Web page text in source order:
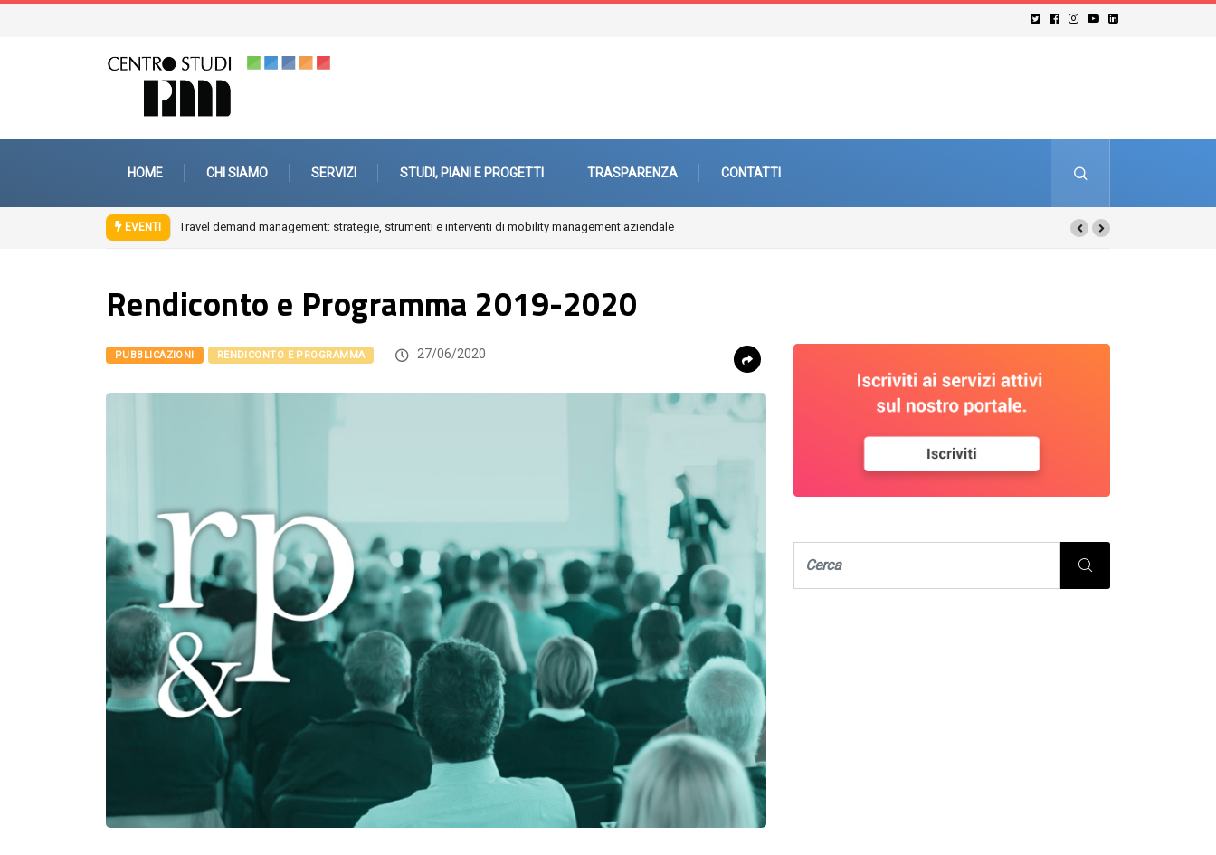
HOME CHI SIAMO SERVIZI STUDI, PIANI E PROGETTI TRASPARENZA CONTATTI
EVENTI
Travel demand management: strategie, strumenti e interventi di mobility management aziendaleFuori città. Architetture, paesaggi, periferie
Rendiconto e Programma 2019-2020
PUBBLICAZIONI RENDICONTO E PROGRAMMA 27/06/2020